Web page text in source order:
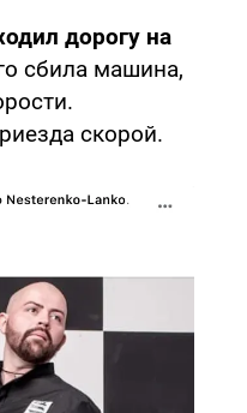
дорогу на
сбила машина,
скорой.